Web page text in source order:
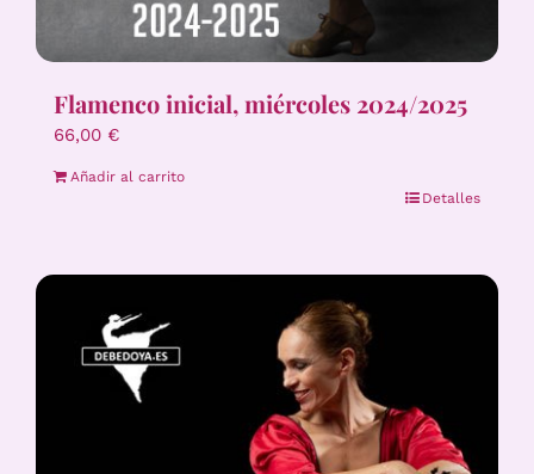
Flamenco inicial, miércoles 2024/2025
66,00 €
Añadir al carrito
Detalles